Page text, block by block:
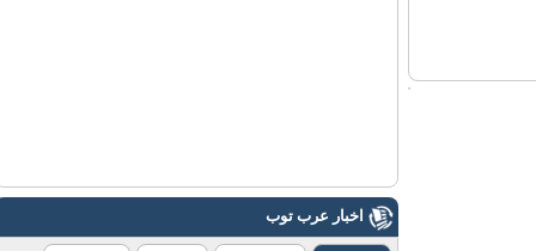
اخبار عرب توب